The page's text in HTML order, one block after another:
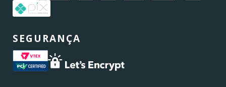
SEGURANÇA